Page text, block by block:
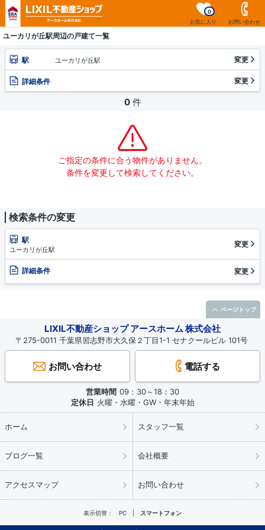
お気に入り
0
お問い合わせ
ユーカリが丘駅周辺の戸建て一覧
駅 ユーカリが丘駅 変更
詳細条件 変更
0 件
ご指定の条件に合う物件がありません。
条件を変更して検索してください。
検索条件の変更
駅
ユーカリが丘駅
変更
詳細条件 変更
LIXIL不動産ショップ アースホーム 株式会社
〒275-0011 千葉県習志野市大久保２丁目1-1 セナクールビル 101号
お問い合わせ 電話する
営業時間 09：30～18：30
定休日 火曜・水曜・GW・年末年始
ホーム スタッフ一覧
ブログ一覧 会社概要
アクセスマップ お問い合わせ
表示切替： PC スマートフォン
ページトップ